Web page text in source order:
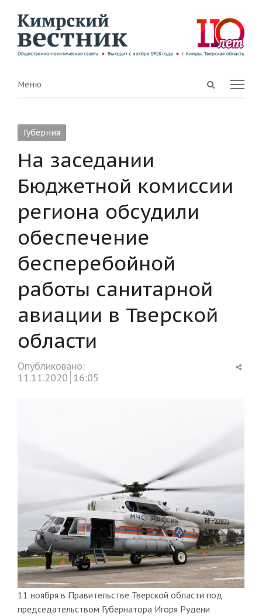
Open
Menu
Меню
Губерния
На заседании
Бюджетной комиссии
региона обсудили
обеспечение
бесперебойной
работы санитарной
авиации в Тверской
области
Опубликовано:
11.11.2020 16:05
11 ноября в Правительстве Тверской области под
председательством Губернатора Игоря Рудени